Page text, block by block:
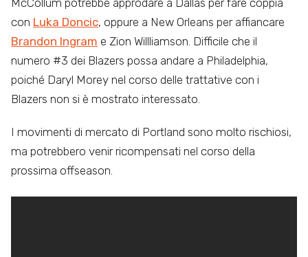
con Luka Doncic, oppure a New Orleans per affiancare
Brandon Ingram e Zion Willliamson. Difficile che il
numero #3 dei Blazers possa andare a Philadelphia,
poiché Daryl Morey nel corso delle trattative con i
Blazers non si è mostrato interessato.
I movimenti di mercato di Portland sono molto rischiosi,
ma potrebbero venir ricompensati nel corso della
prossima offseason.